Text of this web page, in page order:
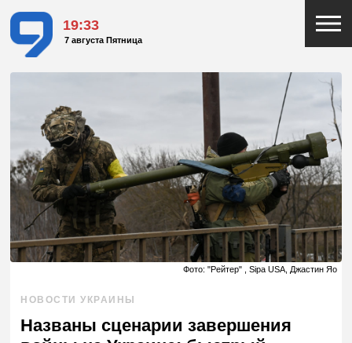
19:33
7 августа Пятница
Фото: "Рейтер" , Sipa USA, Джастин Яо
НОВОСТИ УКРАИНЫ
Названы сценарии завершения